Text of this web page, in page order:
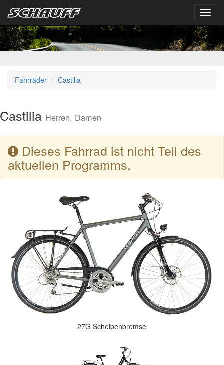
Fahrräder Castilia
Castilia Herren, Damen
Dieses Fahrrad ist nicht Teil des
aktuellen Programms.
27G Scheibenbremse